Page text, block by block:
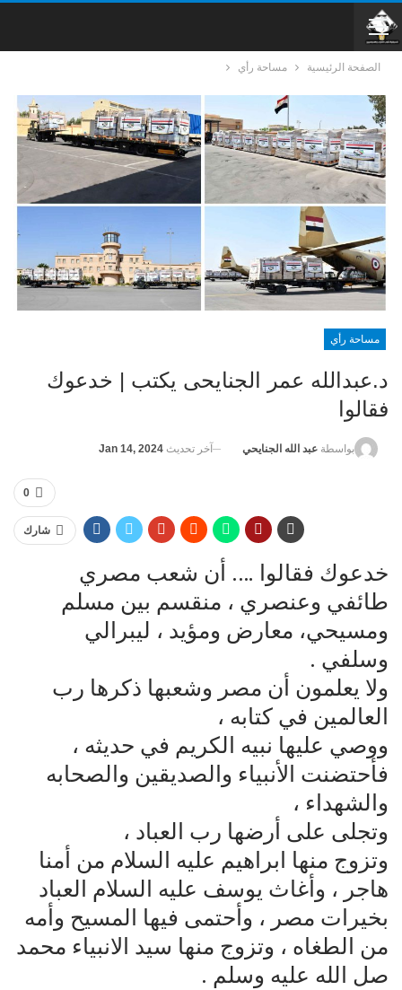
الصفحة الرئيسية مساحة رأي
مساحة رأي
د.عبدالله عمر الجنايحى يكتب | خدعوك
فقالوا
بواسطة عبد الله الجنايحي آخر تحديث Jan 14, 2024
0
شارك
خدعوك فقالوا …. أن شعب مصري
طائفي وعنصري ، منقسم بين مسلم
ومسيحي، معارض ومؤيد ، ليبرالي
وسلفي .
ولا يعلمون أن مصر وشعبها ذكرها رب
العالمين في كتابه ،
ووصي عليها نبيه الكريم في حديثه ،
فأحتضنت الأنبياء والصديقين والصحابه
والشهداء ،
وتجلى على أرضها رب العباد ،
وتزوج منها ابراهيم عليه السلام من أمنا
هاجر ، وأغاث يوسف عليه السلام العباد
بخيرات مصر ، وأحتمى فيها المسيح وأمه
من الطغاه ، وتزوج منها سيد الانبياء محمد
صل الله عليه وسلم .